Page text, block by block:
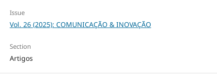
Issue
Vol. 26 (2025): COMUNICAÇÃO & INOVAÇÃO
Section
Artigos